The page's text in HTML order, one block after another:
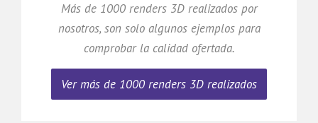
Más de 1000 renders 3D realizados por
nosotros, son solo algunos ejemplos para
comprobar la calidad ofertada.
Ver más de 1000 renders 3D realizados